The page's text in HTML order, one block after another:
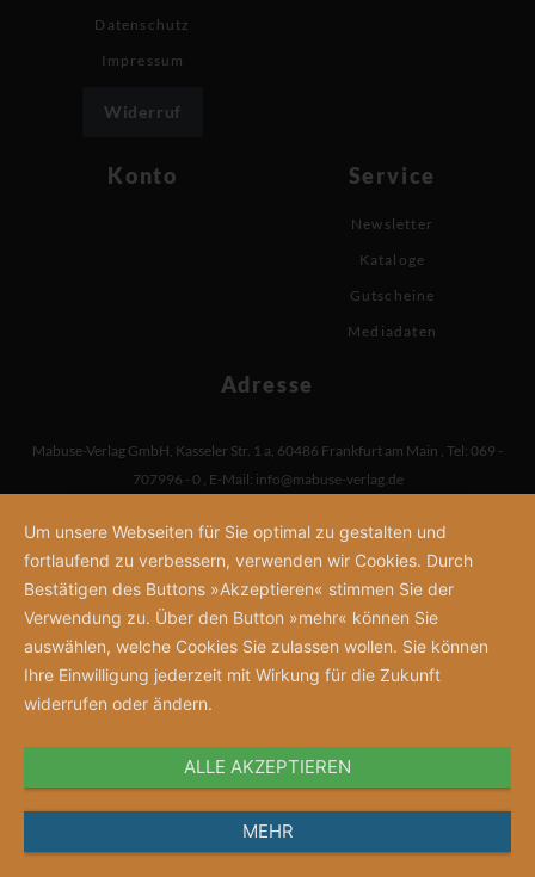
Datenschutz
Impressum
Widerruf
Konto Service
Newsletter
Kataloge
Gutscheine
Mediadaten
Adresse
Mabuse-Verlag GmbH, Kasseler Str. 1 a, 60486 Frankfurt am Main , Tel: 069 -
707996 - 0 , E-Mail: info@mabuse-verlag.de
Um unsere Webseiten für Sie optimal zu gestalten und
fortlaufend zu verbessern, verwenden wir Cookies. Durch
Bestätigen des Buttons »Akzeptieren« stimmen Sie der
Verwendung zu. Über den Button »mehr« können Sie
auswählen, welche Cookies Sie zulassen wollen. Sie können
Ihre Einwilligung jederzeit mit Wirkung für die Zukunft
widerrufen oder ändern.
ALLE AKZEPTIEREN
MEHR